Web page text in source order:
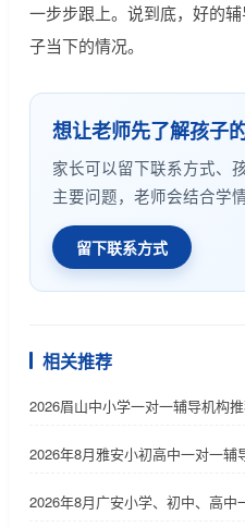
一步步跟上。说到底，好的
子当下的情况。
想让老师先了解孩子
家长可以留下联系方式、
主要问题，老师会结合学
留下联系方式
相关推荐
2026眉山中小学一对一辅导机构
2026年8月雅安小初高中一对一
2026年8月广安小学、初中、高